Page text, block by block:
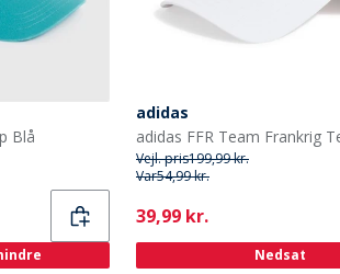
Blå
adidas
Vejl. pris199,99 kr.
Var54,99 kr.
Current
39,99 kr.
Nedsat